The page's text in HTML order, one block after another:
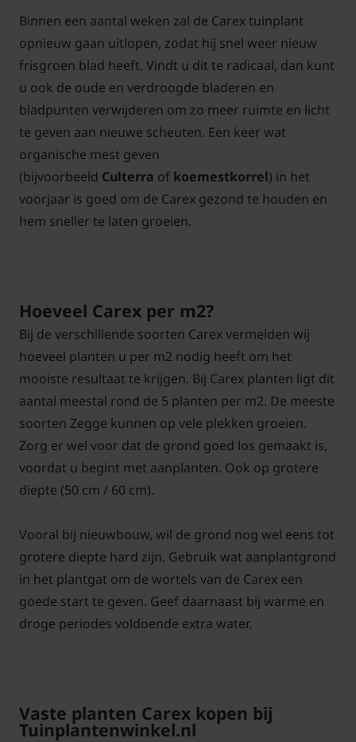
Binnen een aantal weken zal de Carex tuinplant
opnieuw gaan uitlopen, zodat hij snel weer nieuw
frisgroen blad heeft. Vindt u dit te radicaal, dan kunt
u ook de oude en verdroogde bladeren en
bladpunten verwijderen om zo meer ruimte en licht
te geven aan nieuwe scheuten. Een keer wat
organische mest geven
(bijvoorbeeld Culterra of koemestkorrel) in het
voorjaar is goed om de Carex gezond te houden en
hem sneller te laten groeien.
Hoeveel Carex per m2?
Bij de verschillende soorten Carex vermelden wij
hoeveel planten u per m2 nodig heeft om het
mooiste resultaat te krijgen. Bij Carex planten ligt dit
aantal meestal rond de 5 planten per m2. De meeste
soorten Zegge kunnen op vele plekken groeien.
Zorg er wel voor dat de grond goed los gemaakt is,
voordat u begint met aanplanten. Ook op grotere
diepte (50 cm / 60 cm).
Vooral bij nieuwbouw, wil de grond nog wel eens tot
grotere diepte hard zijn. Gebruik wat aanplantgrond
in het plantgat om de wortels van de Carex een
goede start te geven. Geef daarnaast bij warme en
droge periodes voldoende extra water.
Vaste planten Carex kopen bij
Tuinplantenwinkel.nl